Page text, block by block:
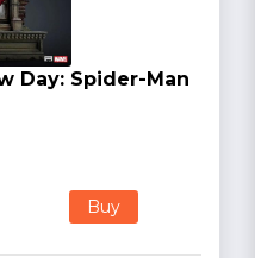
Day: Spider-Man
Buy